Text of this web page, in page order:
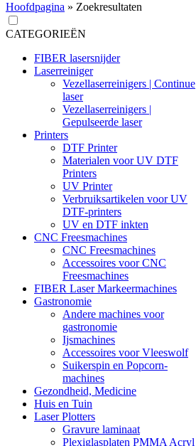
Hoofdpagina » Zoekresultaten
CATEGORIEËN
FIBER lasersnijder
Laserreiniger
Vezellaserreinigers | Continue
laser
Vezellaserreinigers |
Gepulseerde laser
Printers
DTF Printer
Materialen voor UV DTF
Printers
UV Printer
Verbruiksartikelen voor UV
DTF-printers
UV en DTF inkten
CNC Freesmachines
CNC Freesmachines
Accessoires voor CNC
Freesmachines
FIBER Laser Markeermachines
Gastronomie
Andere machines voor
gastronomie
Ijsmachines
Accessoires voor Vleeswolf
Suikerspin en Popcorn-
machines
Gezondheid, Medicine
Huis en Tuin
Laser Plotters
Gravure laminaat
Plexiglasplaten PMMA Acryl